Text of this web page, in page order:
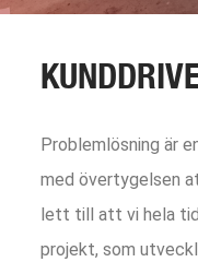
Problemlösning är
med övertygelsen
lett till att vi hela
projekt, som